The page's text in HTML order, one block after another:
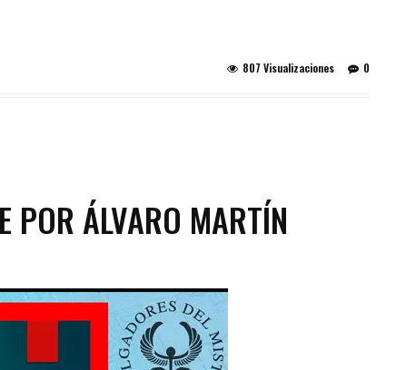
0
807 Visualizaciones
POR ÁLVARO MARTÍN